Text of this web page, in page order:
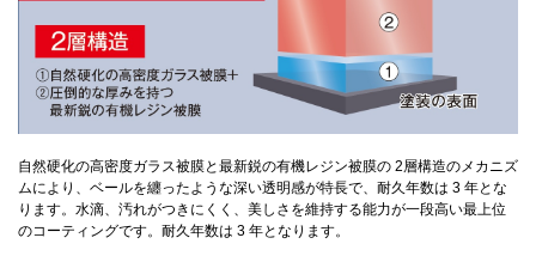
自然硬化の高密度ガラス被膜と最新鋭の有機レジン被膜の 2層構造のメカニズ
ムにより、ベールを纏ったような深い透明感が特長で、耐久年数は 3 年とな
ります。水滴、汚れがつきにくく、美しさを維持する能力が一段高い最上位
のコーティングです。耐久年数は 3 年となります。